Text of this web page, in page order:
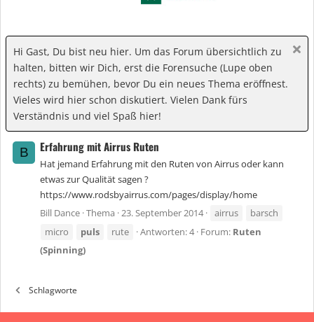
Hi Gast, Du bist neu hier. Um das Forum übersichtlich zu
halten, bitten wir Dich, erst die Forensuche (Lupe oben
rechts) zu bemühen, bevor Du ein neues Thema eröffnest.
Vieles wird hier schon diskutiert. Vielen Dank fürs
Verständnis und viel Spaß hier!
B Erfahrung mit Airrus Ruten
Hat jemand Erfahrung mit den Ruten von Airrus oder kann
etwas zur Qualität sagen ?
https://www.rodsbyairrus.com/pages/display/home
Bill Dance Thema 23. September 2014 airrus
barsch
micro
puls rute Antworten: 4 Forum: Ruten
(Spinning)
Schlagworte